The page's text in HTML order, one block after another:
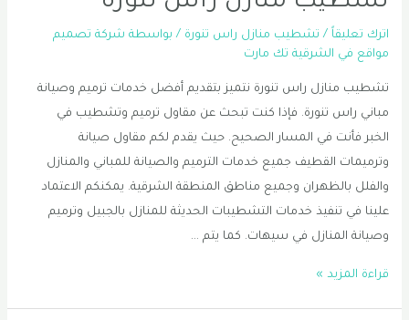
اترك تعليقاً / تشطيب منازل راس تنورة / بواسطة شركة تصميم
مواقع في الشرقية تك مارت
تشطيب منازل راس تنورة نتميز بتقديم أفضل خدمات ترميم وصيانة
مباني راس تنورة. فإذا كنت تبحث عن مقاول ترميم وتشطيب في
الخبر فأنت في المسار الصحيح. حيث يقدم لكم مقاول صيانة
وترميمات القطيف جميع خدمات الترميم والصيانة للمباني والمنازل
والفلل بالظهران وجميع مناطق المنطقة الشرقية. يمكنكم الاعتماد
علينا في تنفيذ خدمات التشطيبات الحديثة للمنازل بالجبيل وترميم
وصيانة المنازل في سيهات. كما يتم …
تشطيب
قراءة المزيد »